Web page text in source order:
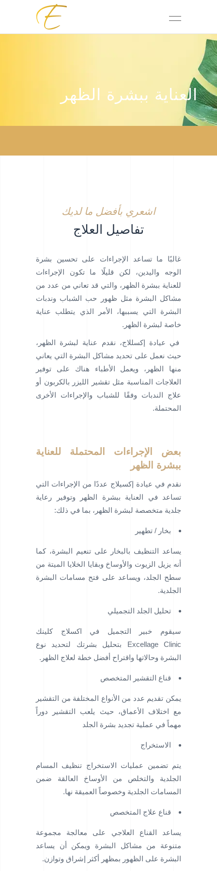
العناية ببشرة الظهر
اشعري بأفضل ما لديك
تفاصيل العلاج
غالبًا ما تساعد الإجراءات على تحسين بشرة
الوجه واليدين، لكن قليلًا ما تكون الإجراءات
للعناية ببشرة الظهر، والتي قد تعاني من عدد من
مشاكل البشرة مثل ظهور حب الشباب وندبات
البشرة التي يسببها، الأمر الذي يتطلب عناية
خاصة لبشرة الظهر.
في عيادة إكسللاج، نقدم عناية لبشرة الظهر،
حيث نعمل على تحديد مشاكل البشرة التي يعاني
منها الظهر، ويعمل الأطباء هناك على توفير
العلاجات المناسبة مثل تقشير الليزر بالكربون أو
علاج الندبات وفقًا للشباب والإجراءات الأخرى
المحتملة.
بعض الإجراءات المحتملة للعناية
ببشرة الظهر
نقدم في عيادة إكسيلاج عددًا من الإجراءات التي
تساعد في العناية ببشرة الظهر وتوفير رعاية
جلدية متخصصة لبشرة الظهر، بما في ذلك:
بخار / تطهير
يساعد التنظيف بالبخار على تنعيم البشرة، كما
أنه يزيل الزيوت والأوساخ وبقايا الخلايا الميتة من
سطح الجلد، ويساعد على فتح مسامات البشرة
الجلدية.
تحليل الجلد التجميلي
سيقوم خبير التجميل في اكسلاج كلينك
Excellage Clinic بتحليل بشرتك لتحديد نوع
البشرة وحالاتها واقتراح أفضل خطة لعلاج الظهر.
قناع التقشير المتخصص
يمكن تقديم عدد من الأنواع المختلفة من التقشير
مع اختلاف الأعماق، حيث يلعب التقشير دوراً
مهماً في عملية تجديد بشرة الجلد
الاستخراج
يتم تضمين عمليات الاستخراج تنظيف المسام
الجلدية والتخلص من الأوساخ العالقة ضمن
المسامات الجلدية وخصوصاً العميقة نها.
قناع علاج المتخصص
يساعد القناع العلاجي على معالجة مجموعة
متنوعة من مشاكل البشرة ويمكن أن يساعد
البشرة على الظهور بمظهر أكثر إشراق وتوازن.